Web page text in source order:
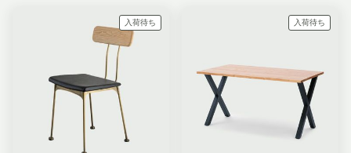
入荷待ち 入荷待ち